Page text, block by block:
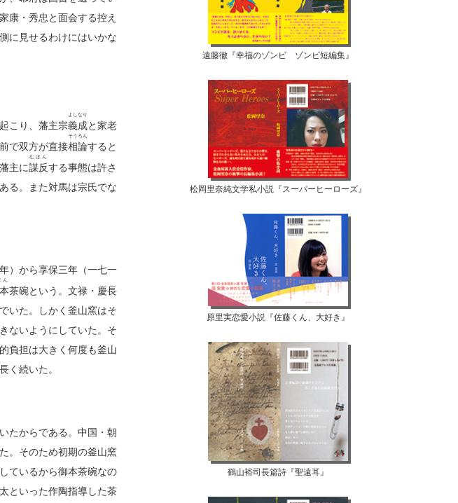
康・秀忠と面会する控え
に見せるわけにはいかな
こり、藩主宗義成
よしなり
と家老
で双方が直接相論
そうろん
すると
主に謀反
むほん
する事態は許さ
る。また対馬は宗氏でな
）から享保三年（一七一
ん
茶碗という。文禄・慶長
いた。しかく釜山窯はそ
ないようにしていた。そ
負担は大きく何度も釜山
く続いた。
たからである。中国・朝
。そのため初期の釜山窯
ているから御本茶碗なの
といった作陶指導した茶
遠藤徹『幸福のゾンビ ゾンビ短編集』
松岡里奈純文学私小説『スーパーヒーローズ』
原里実恋愛小説『佐藤くん、大好き』
鶴山裕司長篇詩『聖遠耳』